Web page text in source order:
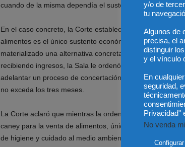
cuando de la misma dependía el sustento de menores
En el caso concreto, la Corte estableció que el lugar
alimentos es el único sustento económico de las
materializado una alternativa concreta que les ofrezca a
recibiendo ingresos, la Sala le ordenó a la Inspección de
adelantar un proceso de concertación inmediato dirigido
no exceda los tres meses.
La Corte aclaró que mientras la orden se concreta, las
caney para la venta de alimentos, única y
de higiene y cuidado al medio ambiente que serán
y/o de
tu
Algunos de
precisa, el
distinguir
y el vínculo
En
seguridad,
Privacidad"
No venda
Configurar